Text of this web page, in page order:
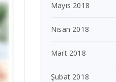
Mayıs 2018
Nisan 2018
Mart 2018
Şubat 2018